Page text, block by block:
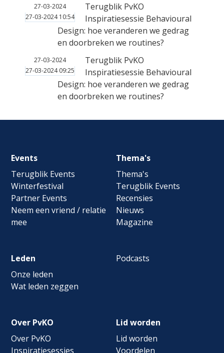
27-03-2024
27-03-2024 10:54
Terugblik PvKO
Inspiratiesessie Behavioural
Design: hoe veranderen we gedrag
en doorbreken we routines?
27-03-2024
27-03-2024 09:25
Terugblik PvKO
Inspiratiesessie Behavioural
Design: hoe veranderen we gedrag
en doorbreken we routines?
Footer
navigation
Events
Terugblik Events
Winterfestival
Partner Events
Neem een vriend / relatie
mee
Thema's
Thema's
Terugblik Events
Recensies
Nieuws
Magazine
Leden
Onze leden
Wat leden zeggen
Podcasts
Over PvKO
Over PvKO
Inspiratiesessies
Lid worden
Lid worden
Voordelen